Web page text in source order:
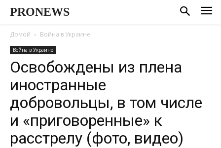
PRONEWS
Домой Война в Украине
Война в Украине
Освобождены из плена
иностранные
добровольцы, в том числе
и «приговоренные» к
расстрелу (фото, видео)